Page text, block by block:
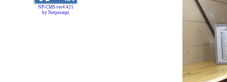
NP-CMS ver4.421
by Netprompt